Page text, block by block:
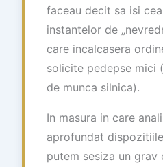
faceau decit sa isi
instantelor de
care incalcasera
solicite pedepse mici
de munca silnica).
In masura in care
aprofundat
putem sesiza un